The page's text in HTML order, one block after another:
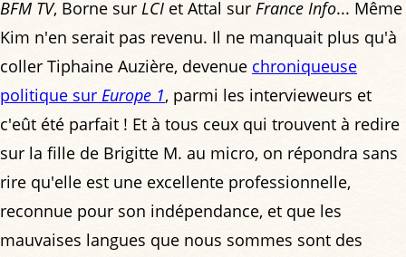
BFM TV, Borne sur LCI et Attal sur France Info... Même
Kim n'en serait pas revenu. Il ne manquait plus qu'à
coller Tiphaine Auzière, devenue chroniqueuse
politique sur Europe 1, parmi les intervieweurs et
c'eût été parfait ! Et à tous ceux qui trouvent à redire
sur la fille de Brigitte M. au micro, on répondra sans
rire qu'elle est une excellente professionnelle,
reconnue pour son indépendance, et que les
mauvaises langues que nous sommes sont des